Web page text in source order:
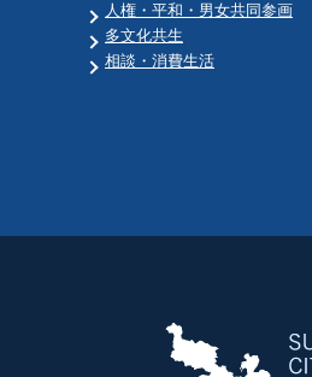
人権・平和・男女共同参画
多文化共生
相談・消費生活